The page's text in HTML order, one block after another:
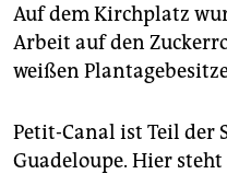
Auf dem Kirchplatz
Arbeit auf den
weißen
Petit-Canal ist Teil der
Guadeloupe. Hier